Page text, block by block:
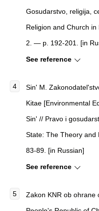
Gosudarstvo, religija,
Religion and Church
2. — p. 192-201. [in
See reference
Sin' M.
Kitae [Environmental
Sin' // Pravo i
State: The Theory
83-89. [in Russian]
See reference
Zakon KNR ob ohrane